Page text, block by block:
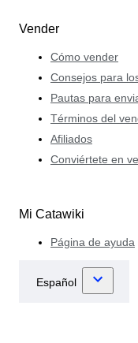
Vender
Cómo vender
Consejos para
Pautas para
Términos del
Afiliados
Conviértete en
Mi Catawiki
Página de ayuda